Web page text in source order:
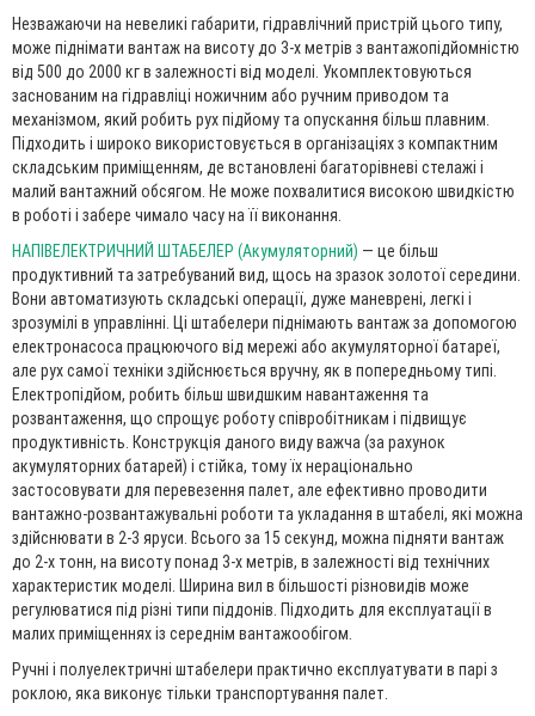
Незважаючи на невеликі габарити, гідравлічний пристрій цього типу,
може піднімати вантаж на висоту до 3-х метрів з вантажопідйомністю
від 500 до 2000 кг в залежності від моделі. Укомплектовуються
заснованим на гідравліці ножичним або ручним приводом та
механізмом, який робить рух підйому та опускання більш плавним.
Підходить і широко використовується в організаціях з компактним
складським приміщенням, де встановлені багаторівневі стелажі і
малий вантажний обсягом. Не може похвалитися високою швидкістю
в роботі і забере чимало часу на її виконання.
НАПІВЕЛЕКТРИЧНИЙ ШТАБЕЛЕР (Акумуляторний) — це більш
продуктивний та затребуваний вид, щось на зразок золотої середини.
Вони автоматизують складські операції, дуже маневрені, легкі і
зрозумілі в управлінні. Ці штабелери піднімають вантаж за допомогою
електронасоса працюючого від мережі або акумуляторної батареї,
але рух самої техніки здійснюється вручну, як в попередньому типі.
Електропідйом, робить більш швидшким навантаження та
розвантаження, що спрощує роботу співробітникам і підвищує
продуктивність. Конструкція даного виду важча (за рахунок
акумуляторних батарей) і стійка, тому їх нераціонально
застосовувати для перевезення палет, але ефективно проводити
вантажно-розвантажувальні роботи та укладання в штабелі, які можна
здійснювати в 2-3 яруси. Всього за 15 секунд, можна підняти вантаж
до 2-х тонн, на висоту понад 3-х метрів, в залежності від технічних
характеристик моделі. Ширина вил в більшості різновидів може
регулюватися під різні типи піддонів. Підходить для експлуатації в
малих приміщеннях із середнім вантажообігом.
Ручні і полуелектричні штабелери практично експлуатувати в парі з
роклою, яка виконує тільки транспортування палет.